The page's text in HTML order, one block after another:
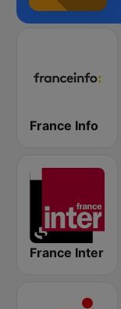
France Info
France Inter